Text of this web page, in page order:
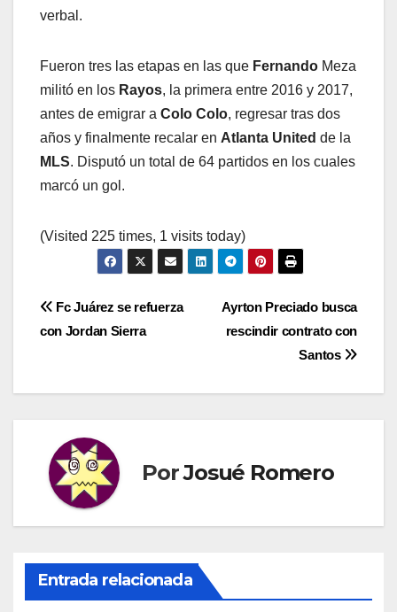
verbal.
Fueron tres las etapas en las que Fernando Meza
militó en los Rayos, la primera entre 2016 y 2017,
antes de emigrar a Colo Colo, regresar tras dos
años y finalmente recalar en Atlanta United de la
MLS. Disputó un total de 64 partidos en los cuales
marcó un gol.
(Visited 225 times, 1 visits today)
Navegación
entradas
Ayrton Preciado busca
rescindir contrato con
Santos
Fc Juárez se refuerza
con Jordan Sierra
PorJosué Romero
Entrada relacionada